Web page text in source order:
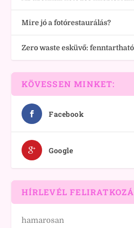
Mire jó a fotórestaurálás?
Zero waste esküvő:
KÖVESSEN MINKET:
Facebook
Google
HÍRLEVÉL
hamarosan